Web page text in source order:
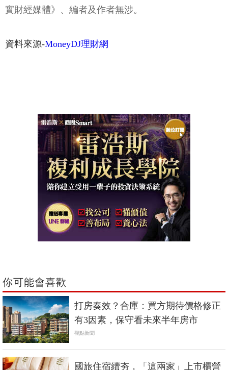
實財經媒體》、編者及作者無涉。
資料來源-MoneyDJ理財網
你可能會喜歡
打房奏效？合庫：買方期待價格修正
有3因素，保守看未來半年房市
觀點新聞
國旅住宿續夯，「這兩家」上市櫃營